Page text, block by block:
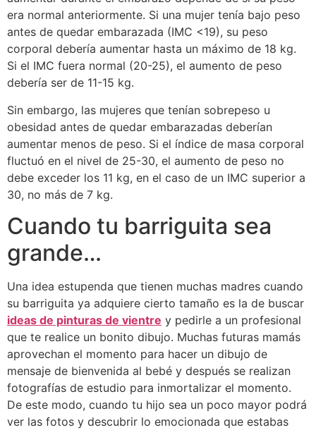
era normal anteriormente. Si una mujer tenía bajo peso
antes de quedar embarazada (IMC <19), su peso
corporal debería aumentar hasta un máximo de 18 kg.
Si el IMC fuera normal (20-25), el aumento de peso
debería ser de 11-15 kg.
Sin embargo, las mujeres que tenían sobrepeso u
obesidad antes de quedar embarazadas deberían
aumentar menos de peso. Si el índice de masa corporal
fluctuó en el nivel de 25-30, el aumento de peso no
debe exceder los 11 kg, en el caso de un IMC superior a
30, no más de 7 kg.
Cuando tu barriguita sea
grande…
Una idea estupenda que tienen muchas madres cuando
su barriguita ya adquiere cierto tamaño es la de buscar
ideas de pinturas de vientre y pedirle a un profesional
que te realice un bonito dibujo. Muchas futuras mamás
aprovechan el momento para hacer un dibujo de
mensaje de bienvenida al bebé y después se realizan
fotografías de estudio para inmortalizar el momento.
De este modo, cuando tu hijo sea un poco mayor podrá
ver las fotos y descubrir lo emocionada que estabas